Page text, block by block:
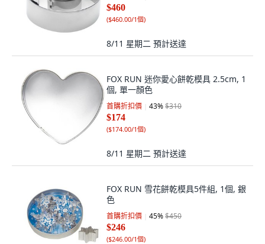
$460
($460.00/1個)
8/11 星期二 預計送達
FOX RUN 迷你愛心餅乾模具 2.5cm, 1
個, 單一顏色
首購折扣價 43%$310
$174
($174.00/1個)
8/11 星期二 預計送達
FOX RUN 雪花餅乾模具5件組, 1個, 銀
色
首購折扣價 45%$450
$246
($246.00/1個)